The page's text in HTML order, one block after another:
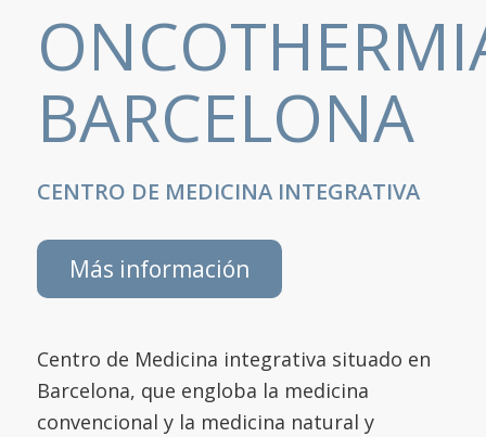
BARCELONA
CENTRO DE MEDICINA INTEGRATIVA
Más información
Centro de Medicina integrativa situado en
Barcelona, que engloba la medicina
convencional y la medicina natural y